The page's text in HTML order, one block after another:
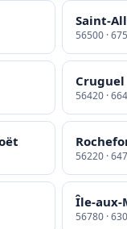
Saint-
56500 ·
Cruguel
56420 ·
56220 ·
Île-aux-
56780 ·